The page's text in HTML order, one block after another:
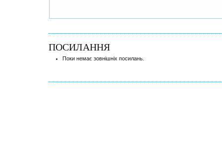
ПОСИЛАННЯ
Поки немає зовнішніх посилань.